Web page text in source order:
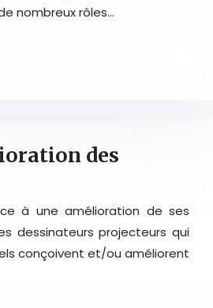
nombreux rôles…
des
à une amélioration de ses
dessinateurs projecteurs qui
conçoivent et/ou améliorent